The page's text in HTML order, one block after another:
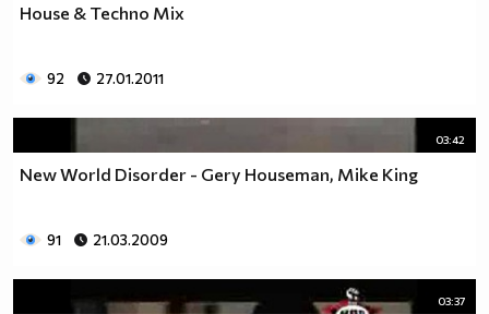
House & Techno Mix
92 27.01.2011
03:42
New World Disorder - Gery Houseman, Mike King
91 21.03.2009
03:37